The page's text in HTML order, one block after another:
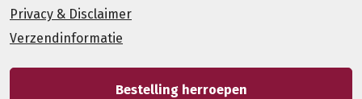
Privacy & Disclaimer
Verzendinformatie
Bestelling herroepen